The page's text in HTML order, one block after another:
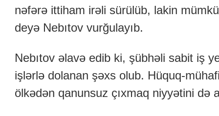
nəfərə ittiham irəli sürülüb, lakin
deyə Nebıtov vurğulayıb.
Nebıtov əlavə edib ki, şübhəli sabit iş
işlərlə dolanan şəxs olub. Hüquq-
ölkədən qanunsuz çıxmaq niyyətini də